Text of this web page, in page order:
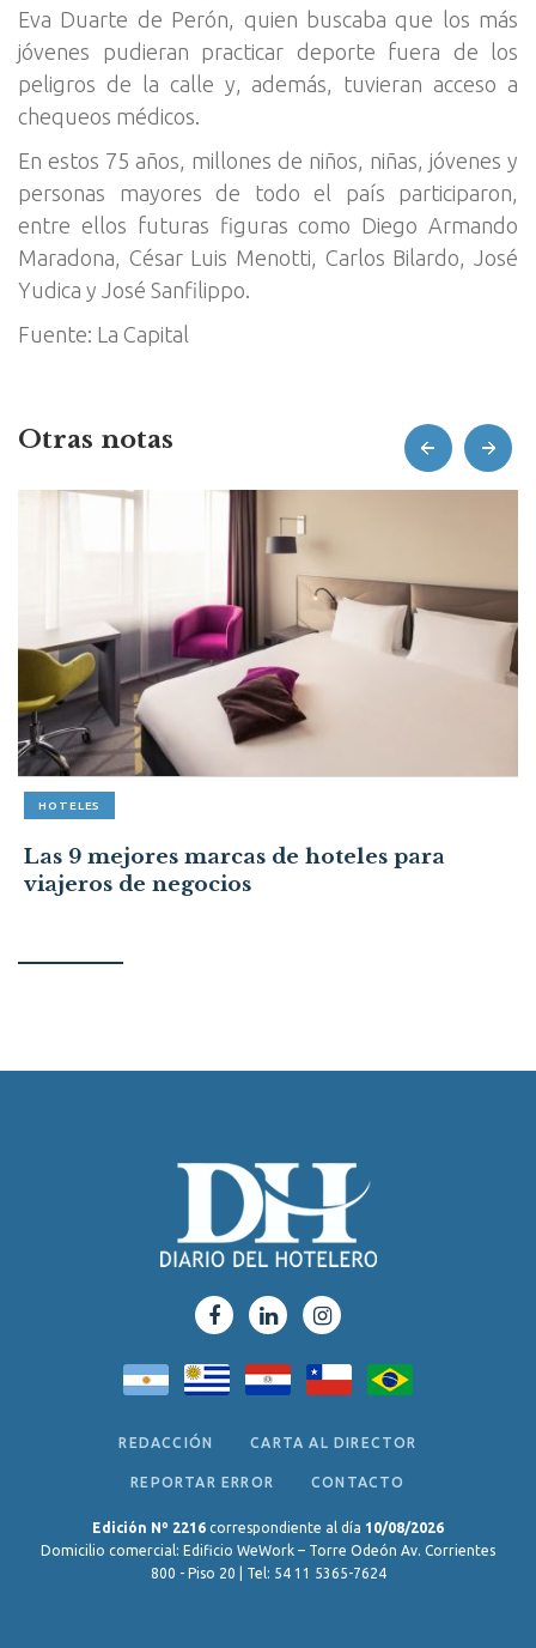
Eva Duarte de Perón, quien buscaba que los más
jóvenes pudieran practicar deporte fuera de los
peligros de la calle y, además, tuvieran acceso a
chequeos médicos.
En estos 75 años, millones de niños, niñas, jóvenes y
personas mayores de todo el país participaron,
entre ellos futuras figuras como Diego Armando
Maradona, César Luis Menotti, Carlos Bilardo, José
Yudica y José Sanfilippo.
Fuente: La Capital
Otras notas
HOTELES
Las 9 mejores marcas de hoteles para
viajeros de negocios
prev next
REDACCIÓN CARTA AL DIRECTOR
REPORTAR ERROR CONTACTO
Edición Nº 2216 correspondiente al día 10/08/2026
Domicilio comercial: Edificio WeWork – Torre Odeón Av. Corrientes
800 - Piso 20 | Tel: 54 11 5365-7624